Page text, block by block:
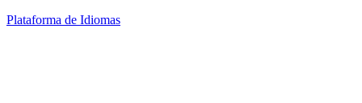
Plataforma de Idiomas